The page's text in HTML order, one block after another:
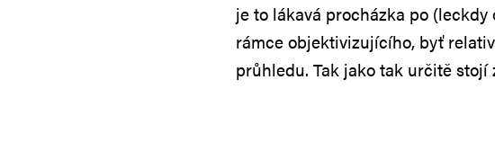
je to lákavá procházka po
rámce objektivizujícího, byť
průhledu. Tak jako tak určitě